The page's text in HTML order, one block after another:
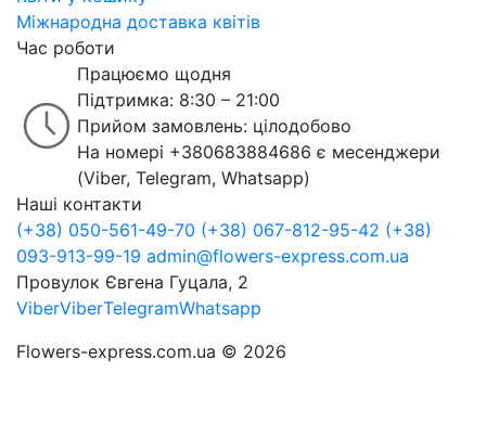
Міжнародна доставка квітів
Час роботи
Працюємо щодня
Підтримка: 8:30 – 21:00
Прийом замовлень: цілодобово
На номері +380683884686 є месенджери
(Viber, Telegram, Whatsapp)
Наші контакти
(+38) 050-561-49-70 (+38) 067-812-95-42 (+38)
093-913-99-19 admin@flowers-express.com.ua
Провулок Євгена Гуцала, 2
ViberViberTelegramWhatsapp
Flowers-express.com.ua © 2026